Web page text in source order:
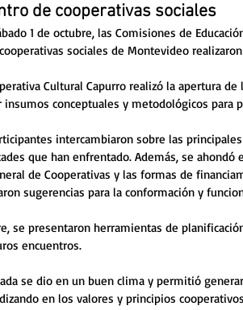
de cooperativas sociales
1 de octubre, las Comisiones de
sociales de Montevideo
Cultural Capurro realizó la apertura
insumos conceptuales y metodológicos para
intercambiaron sobre las
que han enfrentado. Además, se
de Cooperativas y las formas de
sugerencias para la conformación y
se presentaron herramientas de
encuentros.
se dio en un buen clima y permitió
en los valores y principios